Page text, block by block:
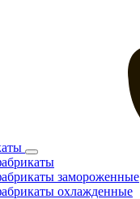
замороженные
охлажденные